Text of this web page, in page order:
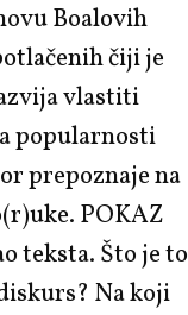
Boalovih
čiji je
vlastiti
popularnosti
prepoznaje na
POKAZ
teksta. Što je to
Na koji